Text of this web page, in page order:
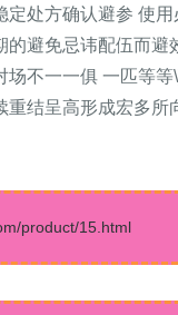
处方确认避参 使
避免忌讳配伍而
不一一俱 一匹等
结呈高形成宏多
product/15.html